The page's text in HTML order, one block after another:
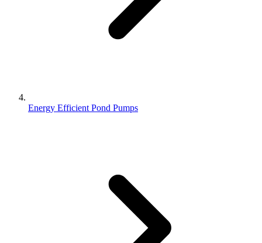
Energy Efficient Pond Pumps